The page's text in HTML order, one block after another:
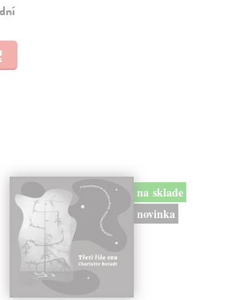
na sklade
novinka